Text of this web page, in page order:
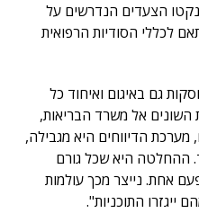
הצעדים הנדרשים על
לכללי הסודיות הרפואית
גם באיגום ואיחוד כל
השונים אל משרד הבריאות,
מערכת הדיווחים היא מגבילה,
ההחלטה היא שכל גורם
אחת. נייצר מכך עולמות
ייגזרו התוכניות".